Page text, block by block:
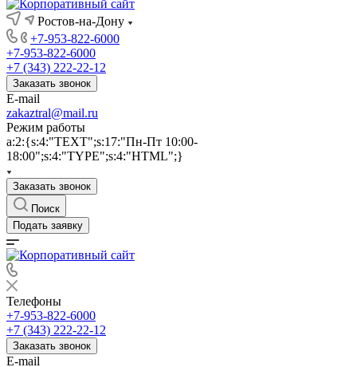
Ростов-на-Дону
+7-953-822-6000
+7-953-822-6000
+7 (343) 222-22-12
Заказать звонок
E-mail
zakaztral@mail.ru
Режим работы
a:2:{s:4:"TEXT";s:17:"Пн-Пт 10:00-
18:00";s:4:"TYPE";s:4:"HTML";}
Заказать звонок
Поиск
Подать заявку
Телефоны
+7-953-822-6000
+7 (343) 222-22-12
Заказать звонок
E-mail